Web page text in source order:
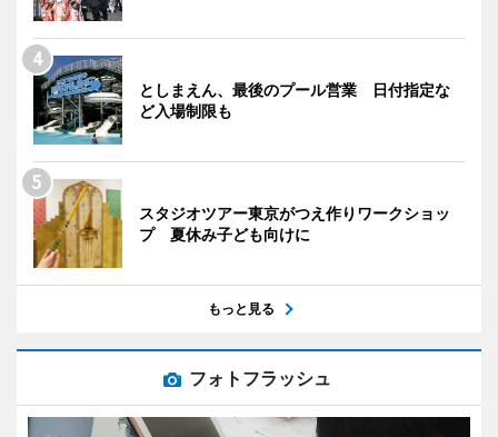
としまえん、最後のプール営業 日付指定な
ど入場制限も
スタジオツアー東京がつえ作りワークショッ
プ 夏休み子ども向けに
もっと見る
フォトフラッシュ